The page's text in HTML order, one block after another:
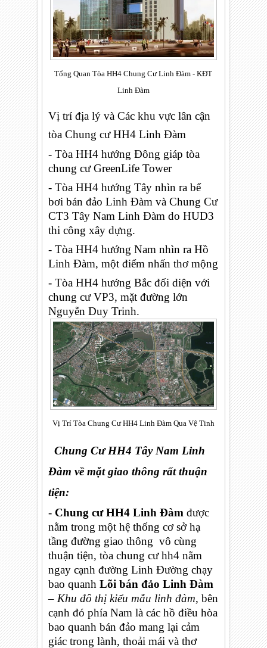
Tổng Quan Tòa HH4 Chung Cư Linh Đàm - KĐT
Linh Đàm
Vị trí địa lý và Các khu vực lân cận
tòa Chung cư HH4 Linh Đàm
- Tòa HH4 hướng Đông giáp tòa
chung cư GreenLife Tower
-Tòa HH4 hướngTây nhìn ra bể
bơi bán đảo Linh Đàm và Chung Cư
CT3 Tây Nam Linh Đàm do HUD3
thi công xây dựng.
-Tòa HH4 hướngNam nhìn ra Hồ
Linh Đàm, một điểm nhấn thơ mộng
-Tòa HH4 hướngBắc đối diện với
chung cư VP3, mặt đường lớn
Nguyễn Duy Trinh.
Vị Trí Tòa Chung Cư HH4 Linh Đàm Qua Vệ Tinh
Chung Cư HH4 Tây Nam Linh
Đàm về mặt giao thông rất thuận
tiện:
- Chung cư HH4 Linh Đàm được
nằm trong một hệ thống cơ sở hạ
tầng đường giao thông vô cùng
thuận tiện, tòa chung cư hh4 nằm
ngay cạnh đường Linh Đường chạy
bao quanhLõi bán đảo Linh Đàm
– Khu đô thị kiểu mẫu linh đàm, bên
cạnh đó phía Nam là các hồ điều hòa
bao quanh bán đảo mang lại cảm
giác trong lành, thoải mái và thơ